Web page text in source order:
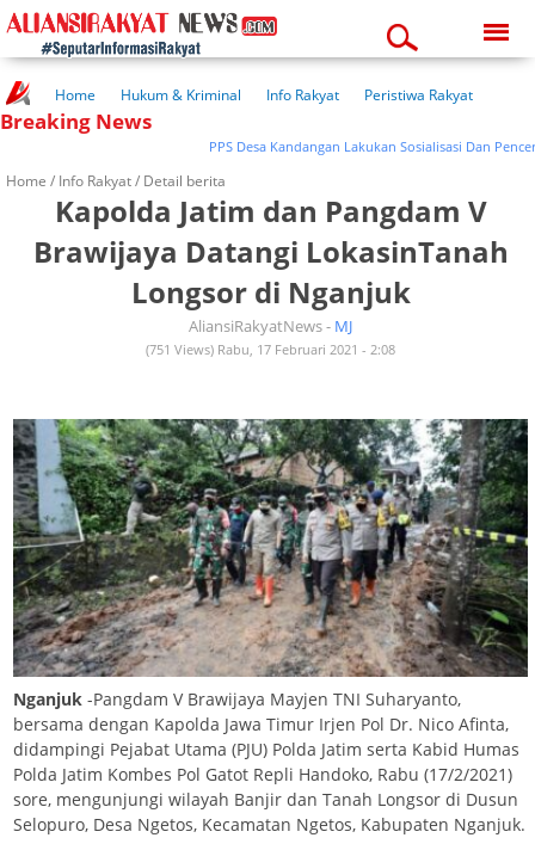
06:51:38 am
Home Hukum & Kriminal Info Rakyat
Peristiwa Rakyat
Kuliner Rakyat
Wisata Rakyat
Breaking News
PPS Desa Kandangan Lakukan Sosialisasi Dan
Home / Info Rakyat/ Detail berita
Kapolda Jatim dan Pangdam V
Brawijaya Datangi LokasinTanah
Longsor di Nganjuk
AliansiRakyatNews - MJ
(751 Views) Rabu, 17 Februari 2021 - 2:08
Nganjuk -Pangdam V Brawijaya Mayjen TNI Suharyanto,
bersama dengan Kapolda Jawa Timur Irjen Pol Dr. Nico Afinta,
didampingi Pejabat Utama (PJU) Polda Jatim serta Kabid Humas
Polda Jatim Kombes Pol Gatot Repli Handoko, Rabu (17/2/2021)
sore, mengunjungi wilayah Banjir dan Tanah Longsor di Dusun
Selopuro, Desa Ngetos, Kecamatan Ngetos, Kabupaten Nganjuk.